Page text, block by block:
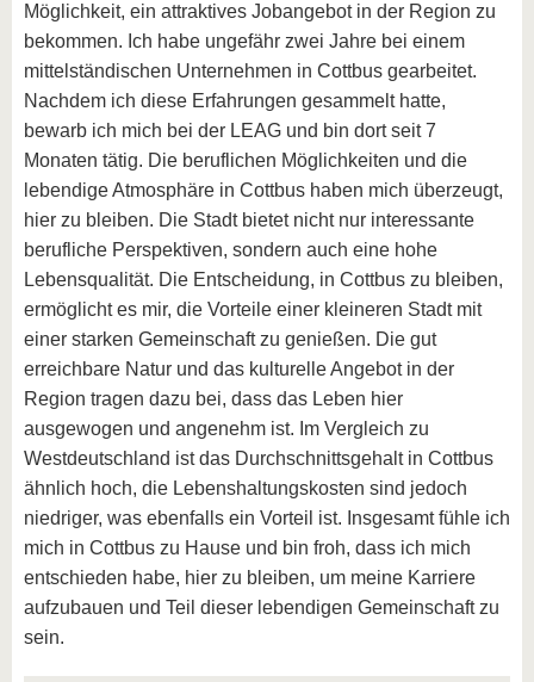
Möglichkeit, ein attraktives Jobangebot in der Region zu
bekommen. Ich habe ungefähr zwei Jahre bei einem
mittelständischen Unternehmen in Cottbus gearbeitet.
Nachdem ich diese Erfahrungen gesammelt hatte,
bewarb ich mich bei der LEAG und bin dort seit 7
Monaten tätig. Die beruflichen Möglichkeiten und die
lebendige Atmosphäre in Cottbus haben mich überzeugt,
hier zu bleiben. Die Stadt bietet nicht nur interessante
berufliche Perspektiven, sondern auch eine hohe
Lebensqualität. Die Entscheidung, in Cottbus zu bleiben,
ermöglicht es mir, die Vorteile einer kleineren Stadt mit
einer starken Gemeinschaft zu genießen. Die gut
erreichbare Natur und das kulturelle Angebot in der
Region tragen dazu bei, dass das Leben hier
ausgewogen und angenehm ist. Im Vergleich zu
Westdeutschland ist das Durchschnittsgehalt in Cottbus
ähnlich hoch, die Lebenshaltungskosten sind jedoch
niedriger, was ebenfalls ein Vorteil ist. Insgesamt fühle ich
mich in Cottbus zu Hause und bin froh, dass ich mich
entschieden habe, hier zu bleiben, um meine Karriere
aufzubauen und Teil dieser lebendigen Gemeinschaft zu
sein.